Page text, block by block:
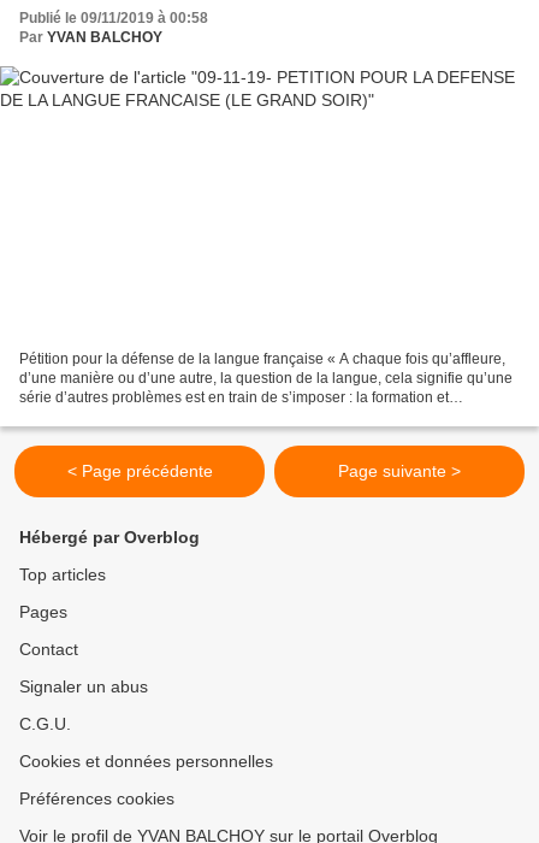
Publié le 09/11/2019 à 00:58
Par YVAN BALCHOY
Pétition pour la défense de la langue française « A chaque fois qu’affleure,
d’une manière ou d’une autre, la question de la langue, cela signifie qu’une
série d’autres problèmes est en train de s’imposer : la formation et
< Page précédente Page suivante >
Hébergé par Overblog
Top articles
Pages
Contact
Signaler un abus
C.G.U.
Cookies et données personnelles
Préférences cookies
Voir le profil de YVAN BALCHOY sur le portail Overblog